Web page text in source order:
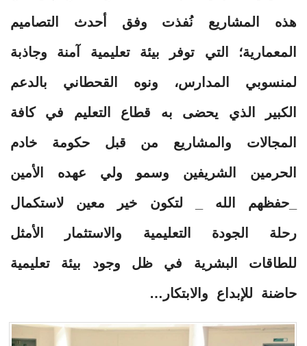
هذه المشاريع نُفذت وفق أحدث التصاميم
المعمارية؛ التي توفر بيئة تعليمية آمنة وجاذبة
لمنسوبي المدارس، ونوه القحطاني بالدعم
الكبير الذي يحضى به قطاع التعليم في كافة
المجالات والمشاريع من قبل حكومة خادم
الحرمين الشريفين وسمو ولي عهده الأمين
_حفظهم الله _ لتكون خير معين لاستكمال
رحلة الجودة التعليمية والاستثمار الأمثل
للطاقات البشرية في ظل وجود بيئة تعليمية
حاضنة للإبداع والابتكار…